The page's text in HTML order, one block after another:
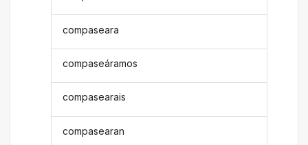
compaseara
compaseáramos
compasearais
compasearan